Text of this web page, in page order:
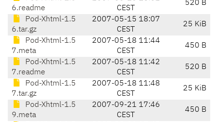
6.readme
CEST
520 B
Pod-Xhtml-1.5
6.tar.gz
2007-05-15 18:07
CEST
25 KiB
Pod-Xhtml-1.5
7.meta
2007-05-18 11:44
CEST
450 B
Pod-Xhtml-1.5
7.readme
2007-05-18 11:42
CEST
520 B
Pod-Xhtml-1.5
7.tar.gz
2007-05-18 11:48
CEST
25 KiB
Pod-Xhtml-1.5
9.meta
2007-09-21 17:46
CEST
450 B